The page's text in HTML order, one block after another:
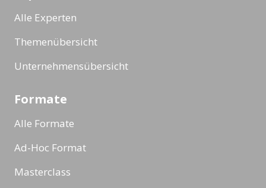
Alle Experten
Themenübersicht
Unternehmensübersicht
Formate
Alle Formate
Ad-Hoc Format
Masterclass